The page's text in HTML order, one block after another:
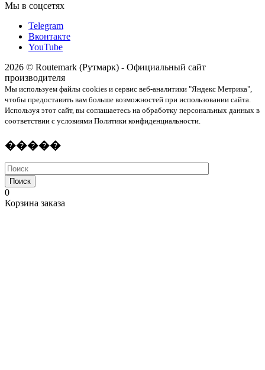
Мы в соцсетях
Telegram
Вконтакте
YouTube
2026 © Routemark (Рутмарк) - Официальный сайт
производителя
Мы используем файлы cookies и сервис веб-аналитики "Яндекс Метрика",
чтобы предоставить вам больше возможностей при использовании сайта.
Используя этот сайт, вы соглашаетесь на обработку персональных данных в
соответствии с условиями Политики конфиденциальности.
�����
Поиск
0
Корзина заказа